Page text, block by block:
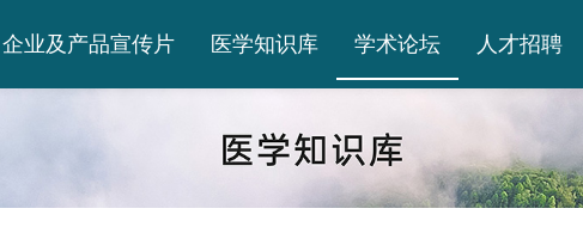
企业及产品宣传片 医学知识库 学术论坛 人才招聘